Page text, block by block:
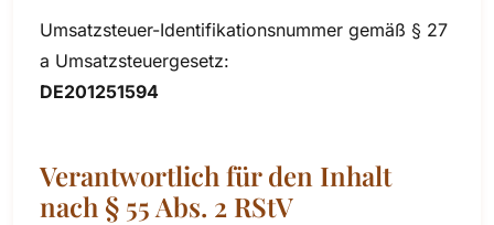
Umsatzsteuer-Identifikationsnummer gemäß § 27
a Umsatzsteuergesetz:
DE201251594
Verantwortlich für den Inhalt
nach § 55 Abs. 2 RStV